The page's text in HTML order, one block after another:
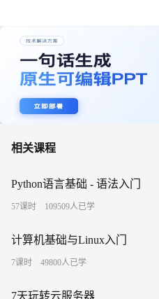
相关课程
Python语言基础 - 语法入门
57课时 109509人已学
计算机基础与Linux入门
7课时 49800人已学
7天玩转云服务器